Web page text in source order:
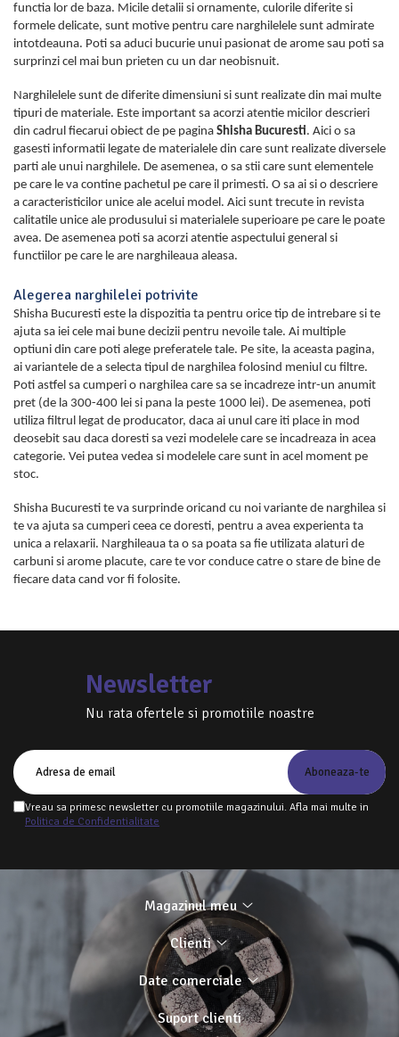
functia lor de baza. Micile detalii si ornamente, culorile diferite si
formele delicate, sunt motive pentru care narghilelele sunt admirate
intotdeauna. Poti sa aduci bucurie unui pasionat de arome sau poti sa
surprinzi cel mai bun prieten cu un dar neobisnuit.
Narghilelele sunt de diferite dimensiuni si sunt realizate din mai multe
tipuri de materiale. Este important sa acorzi atentie micilor descrieri
din cadrul fiecarui obiect de pe pagina Shisha Bucuresti. Aici o sa
gasesti informatii legate de materialele din care sunt realizate diversele
parti ale unui narghilele. De asemenea, o sa stii care sunt elementele
pe care le va contine pachetul pe care il primesti. O sa ai si o descriere
a caracteristicilor unice ale acelui model. Aici sunt trecute in revista
calitatile unice ale produsului si materialele superioare pe care le poate
avea. De asemenea poti sa acorzi atentie aspectului general si
functiilor pe care le are narghileaua aleasa.
Alegerea narghilelei potrivite
Shisha Bucuresti este la dispozitia ta pentru orice tip de intrebare si te
ajuta sa iei cele mai bune decizii pentru nevoile tale. Ai multiple
optiuni din care poti alege preferatele tale. Pe site, la aceasta pagina,
ai variantele de a selecta tipul de narghilea folosind meniul cu filtre.
Poti astfel sa cumperi o narghilea care sa se incadreze intr-un anumit
pret (de la 300-400 lei si pana la peste 1000 lei). De asemenea, poti
utiliza filtrul legat de producator, daca ai unul care iti place in mod
deosebit sau daca doresti sa vezi modelele care se incadreaza in acea
categorie. Vei putea vedea si modelele care sunt in acel moment pe
stoc.
Shisha Bucuresti te va surprinde oricand cu noi variante de narghilea si
te va ajuta sa cumperi ceea ce doresti, pentru a avea experienta ta
unica a relaxarii. Narghileaua ta o sa poata sa fie utilizata alaturi de
carbuni si arome placute, care te vor conduce catre o stare de bine de
fiecare data cand vor fi folosite.
Newsletter
Nu rata ofertele si promotiile noastre
Vreau sa primesc newsletter cu promotiile magazinului. Afla mai multe in
Politica de Confidentialitate
Magazinul meu
Clienti
Date comerciale
Suport clienti